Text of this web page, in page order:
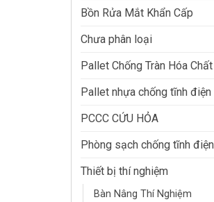
Bồn Rửa Mắt Khẩn Cấp
Chưa phân loại
Pallet Chống Tràn Hóa Chất
Pallet nhựa chống tĩnh điện
PCCC CỨU HỎA
Phòng sạch chống tĩnh điện
Thiết bị thí nghiệm
Bàn Nâng Thí Nghiệm